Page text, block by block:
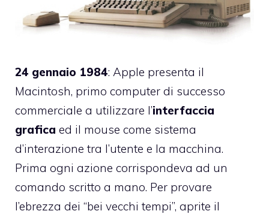
24 gennaio 1984: Apple presenta il
Macintosh, primo computer di successo
commerciale a utilizzare l’interfaccia
grafica ed il mouse come sistema
d’interazione tra l’utente e la macchina.
Prima ogni azione corrispondeva ad un
comando scritto a mano. Per provare
l’ebrezza dei “bei vecchi tempi”, aprite il